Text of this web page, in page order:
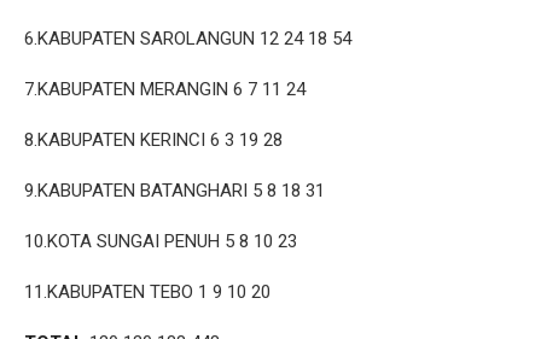
6.KABUPATEN SAROLANGUN 12 24 18 54
7.KABUPATEN MERANGIN 6 7 11 24
8.KABUPATEN KERINCI 6 3 19 28
9.KABUPATEN BATANGHARI 5 8 18 31
10.KOTA SUNGAI PENUH 5 8 10 23
11.KABUPATEN TEBO 1 9 10 20